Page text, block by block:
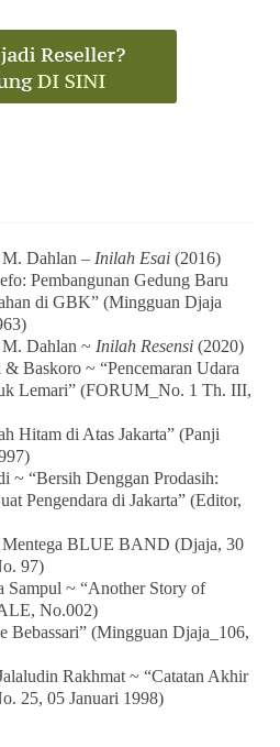
Dahlan – Inilah Esai(2016)
Pembangunan Gedung Baru
di GBK” (Mingguan Djaja
Dahlan ~ Inilah Resensi(2020)
Baskoro ~ “Pencemaran Udara
Lemari” (FORUM_No. 1 Th. III,
Hitam di Atas Jakarta” (Panji
~ “Bersih Denggan Prodasih:
Pengendara di Jakarta” (Editor,
BLUE BAND (Djaja, 30
97)
Sampul ~ “Another Story of
No.002)
Bebassari” (Mingguan Djaja_106,
Rakhmat ~ “Catatan Akhir
25, 05 Januari 1998)